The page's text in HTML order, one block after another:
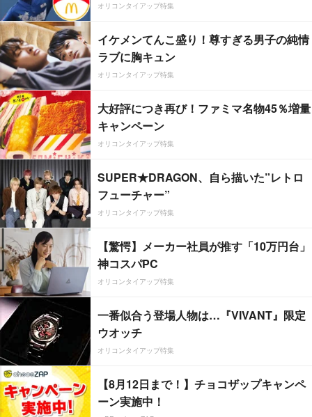
オリコンタイアップ特集
イケメンてんこ盛り！尊すぎる男子の純情
ラブに胸キュン
オリコンタイアップ特集
大好評につき再び！ファミマ名物45％増量
キャンペーン
オリコンタイアップ特集
SUPER★DRAGON、自ら描いた”レトロ
フューチャー”
オリコンタイアップ特集
【驚愕】メーカー社員が推す「10万円台」
神コスパPC
オリコンタイアップ特集
一番似合う登場人物は…『VIVANT』限定
ウオッチ
オリコンタイアップ特集
【8月12日まで！】チョコザップキャンペ
ーン実施中！